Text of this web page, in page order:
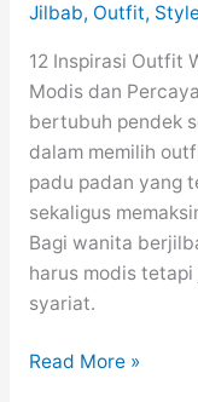
Jilbab, Outfit,
12 Inspirasi Outfit
Modis dan
bertubuh pendek
dalam memilih
padu padan yang
sekaligus
Bagi wanita
harus modis
syariat.
12
Read More »